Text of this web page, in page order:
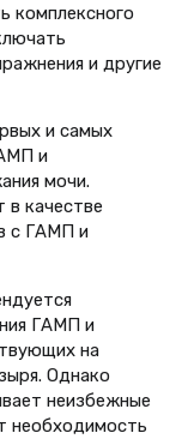
комплексного
и другие
и самых
и
мочи.
качестве
с ГАМП и
ГАМП и
на
Однако
неизбежные
необходимость